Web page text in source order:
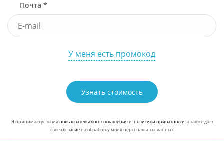
Почта *
У меня есть промокод
Узнать стоимость
Я принимаю условияпользовательского соглашенияи политики приватности, а также даю
своесогласиена обработку моих персональных данных